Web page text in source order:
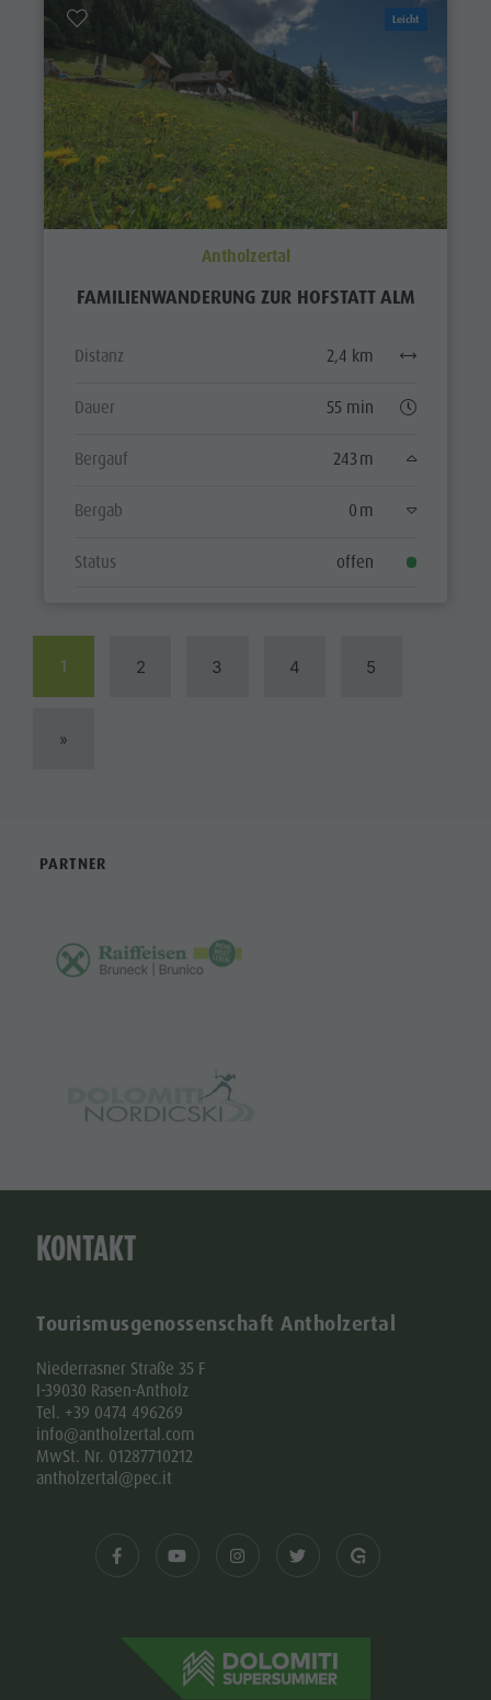
Leicht
Antholzertal
FAMILIENWANDERUNG ZUR HOFSTATT ALM
Distanz 2,4 km
Dauer 55 min
Bergauf 243 m
Bergab 0 m
Status offen
1 2 3 4 5
»
PARTNER
KONTAKT
Tourismusgenossenschaft Antholzertal
Niederrasner Straße 35 F
I-39030 Rasen-Antholz
Tel. +39 0474 496269
info@antholzertal.com
MwSt. Nr. 01287710212
antholzertal@pec.it